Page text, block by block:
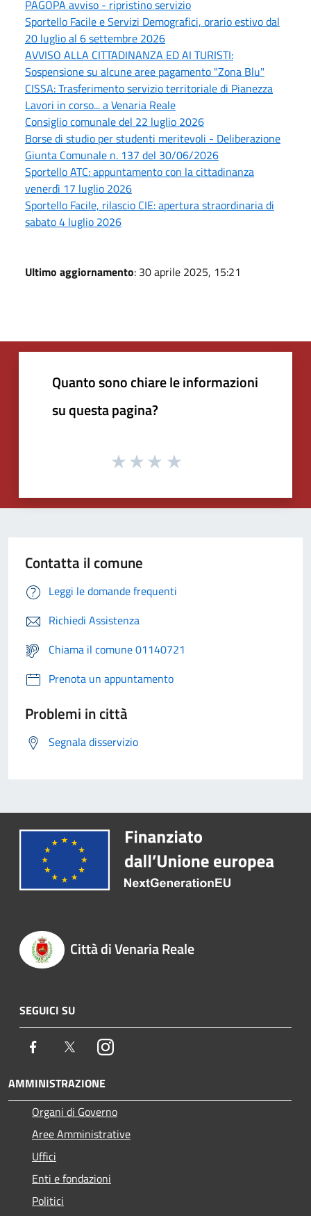
PAGOPA avviso - ripristino servizio
Sportello Facile e Servizi Demografici, orario estivo dal
20 luglio al 6 settembre 2026
AVVISO ALLA CITTADINANZA ED AI TURISTI:
Sospensione su alcune aree pagamento "Zona Blu"
CISSA: Trasferimento servizio territoriale di Pianezza
Lavori in corso... a Venaria Reale
Consiglio comunale del 22 luglio 2026
Borse di studio per studenti meritevoli - Deliberazione
Giunta Comunale n. 137 del 30/06/2026
Sportello ATC: appuntamento con la cittadinanza
venerdì 17 luglio 2026
Sportello Facile, rilascio CIE: apertura straordinaria di
sabato 4 luglio 2026
Ultimo aggiornamento: 30 aprile 2025, 15:21
Quanto sono chiare le informazioni
su questa pagina?
Contatta il comune
Leggi le domande frequenti
Richiedi Assistenza
Chiama il comune 01140721
Prenota un appuntamento
Problemi in città
Segnala disservizio
Città di Venaria Reale
SEGUICI SU
Facebook TwitterInstagram
AMMINISTRAZIONE
Organi di Governo
Aree Amministrative
Uffici
Enti e fondazioni
Politici